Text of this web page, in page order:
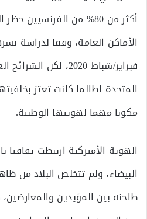
أكثر من 80% من
الأماكن العامة، وفقا لدراسة
فبراير/شباط 2020، لكن
المتحدة لطالما كانت تعتز
مكونا مهما لهويتها الوطنية.
الهوية الأميركية ارتبطت ثقافيا
البيضاء، ولم تتخلص البلاد من
طاحنة بين المؤيدين